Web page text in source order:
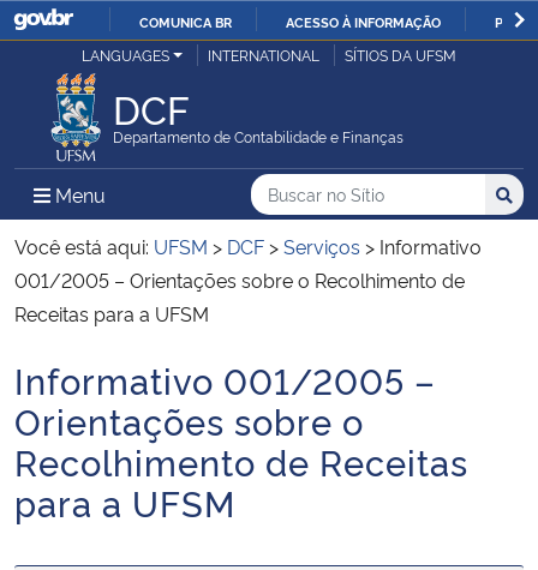
IR
COMUNICA BR ACESSO À INFORMAÇÃO
Ministério da Justiça e Segurança Pública
Ministério da Defesa
Ministério das Relações Exteriores
Ministério da Economia
Ministério da Infraestrutura
Ministério da Agricultura, Pecuária e Abastecimento
Ministério da Educação
LANGUAGES INTERNATIONAL SÍTIOS DA UFSM
DCF
Departamento de Contabilidade e Finanças
Menu Menu Principal do Sítio
Busca
Buscar no no Sítio
Busca:
Você está aqui: UFSM > DCF >Serviços > Informativo
001/2005 – Orientações sobre o Recolhimento de
Receitas para a UFSM
Início do conteúdo
Informativo 001/2005 –
Orientações sobre o
Recolhimento de Receitas
para a UFSM